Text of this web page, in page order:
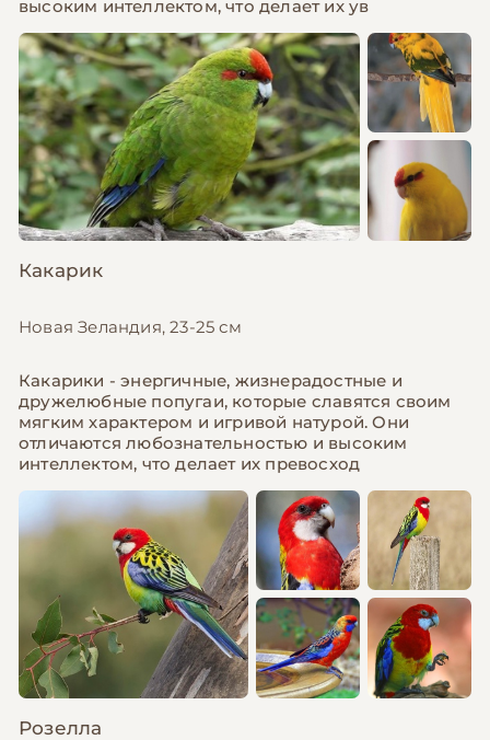
высоким интеллектом, что делает их ув
Какарик
Новая Зеландия, 23-25 см
Какарики - энергичные, жизнерадостные и
дружелюбные попугаи, которые славятся своим
мягким характером и игривой натурой. Они
отличаются любознательностью и высоким
интеллектом, что делает их превосход
Розелла